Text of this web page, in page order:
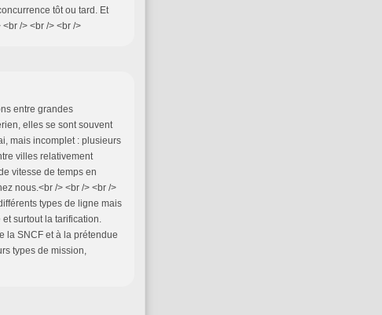
tôt ou tard. Et
/> <br /> <br />
entre grandes
elles se sont souvent
mais incomplet : plusieurs
villes relativement
vitesse de temps en
nous.<br /> <br /> <br />
types de ligne mais
surtout la tarification.
la SNCF et à la prétendue
types de mission,